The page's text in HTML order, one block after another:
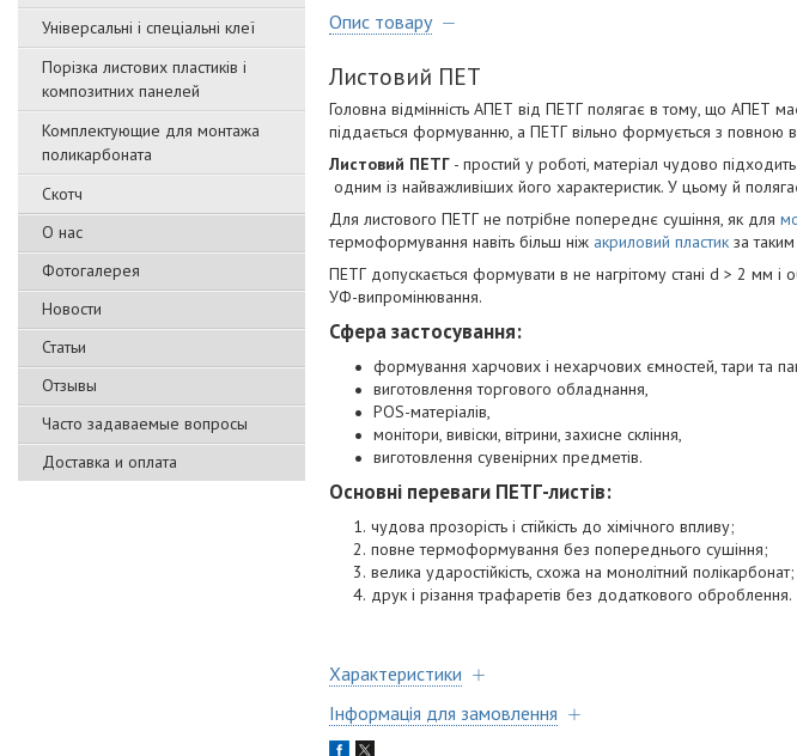
Універсальні і спеціальні клеї
Порізка листових пластиків і
композитних панелей
Комплектующие для монтажа
поликарбоната
Скотч
О нас
Фотогалерея
Новости
Статьи
Отзывы
Часто задаваемые вопросы
Доставка и оплата
Опис товару
Листовий ПЕТ
Головна відмінність АПЕТ від ПЕТГ полягає в тому, що АПЕТ
піддається формуванню, а ПЕТГ вільно формується з повною
Листовий ПЕТГ - простий у роботі, матеріал чудово
одним із найважливіших його характеристик. У цьому й
Для листового ПЕТГ не потрібне попереднє сушіння, як для
термоформування навіть більш ніж акриловий пластик за
ПЕТГ допускається формувати в не нагрітому стані d > 2 мм і
УФ-випромінювання.
Сфера застосування:
формування харчових і нехарчових ємностей, тари та
виготовлення торгового обладнання,
POS-матеріалів,
монітори, вивіски, вітрини, захисне скління,
виготовлення сувенірних предметів.
Основні переваги ПЕТГ-листів:
чудова прозорість і стійкість до хімічного впливу;
повне термоформування без попереднього сушіння;
велика ударостійкість, схожа на монолітний полікарбонат;
друк і різання трафаретів без додаткового оброблення.
Характеристики
Інформація для замовлення